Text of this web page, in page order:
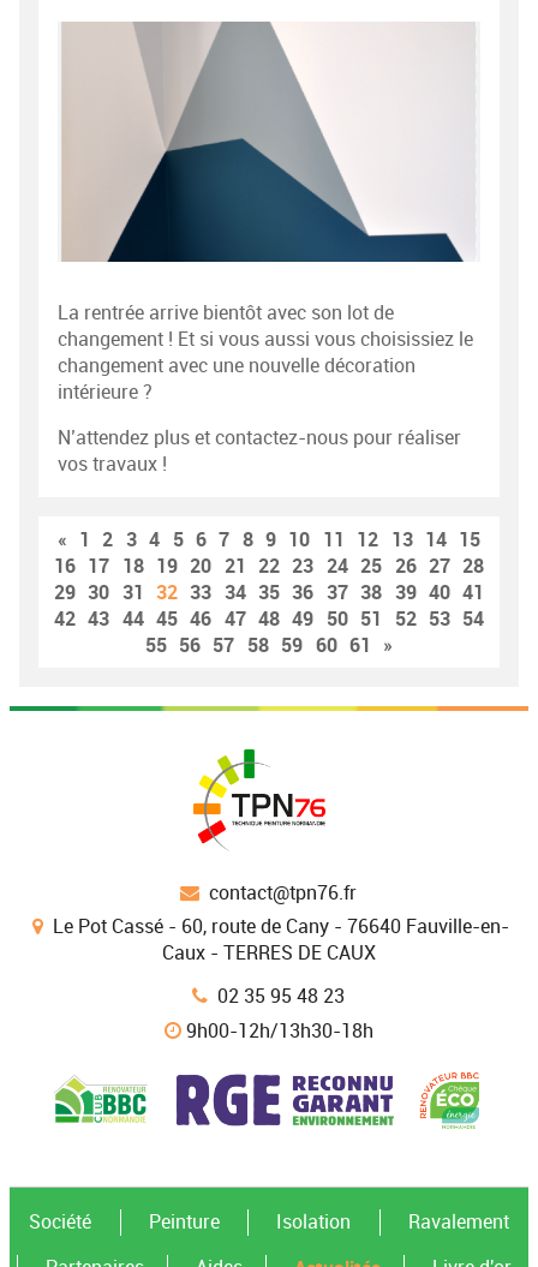
La rentrée arrive bientôt avec son lot de
changement ! Et si vous aussi vous choisissiez le
changement avec une nouvelle décoration
intérieure ?
N’attendez plus et contactez-nous pour réaliser
vos travaux !
« 1 2 3 4 5 6 7 8 9 10 11 12 13 14 15
16 17 18 19 20 21 22 23 24 25 26 27 28
29 30 31 32 33 34 35 36 37 38 39 40 41
42 43 44 45 46 47 48 49 50 51 52 53 54
55 56 57 58 59 60 61 »
contact@tpn76.fr
Le Pot Cassé - 60, route de Cany - 76640 Fauville-en-
Caux - TERRES DE CAUX
02 35 95 48 23
9h00-12h/13h30-18h
Société Peinture Isolation
Ravalement